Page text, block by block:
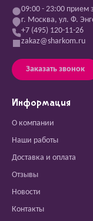
09:00 - 23:00 прием
г. Москва, ул. Ф.
+7 (495) 120-11-26
zakaz@sharkom.ru
Заказать звонок
Информация
О компании
Наши работы
Доставка и оплата
Отзывы
Новости
Контакты